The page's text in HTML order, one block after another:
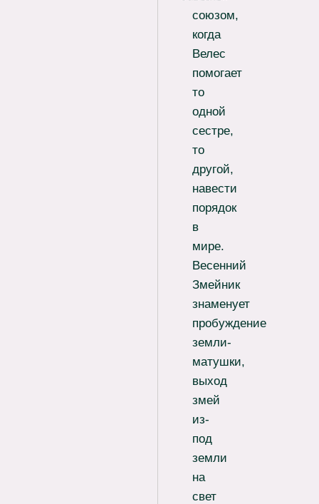
союзом,
когда
Велес
помогает
то
одной
сестре,
то
другой,
навести
порядок
в
мире.
Весенний
Змейник
знаменует
пробуждение
земли-
матушки,
выход
змей
из-
под
земли
на
свет